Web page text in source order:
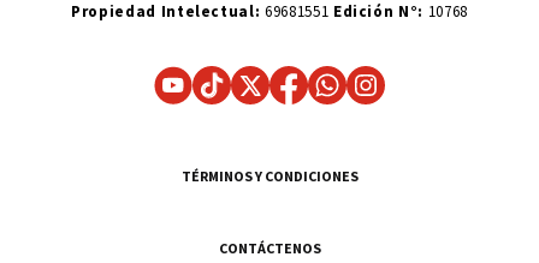
Propiedad Intelectual: 69681551 Edición N°: 10768
TÉRMINOS Y CONDICIONES
CONTÁCTENOS